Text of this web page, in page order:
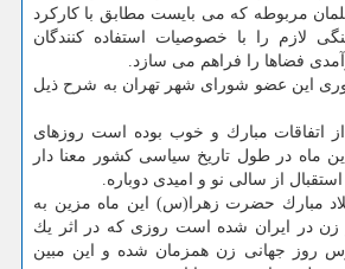
مربوطه كه می بایست مطابق با كاركرد
لازم را با خصوصیات استفاده كنندگان
فضاها را فراهم می سازد.
این عضو شورای شهر تهران به شرح ذیل
از اتفاقات مبارك و خوب بوده است روزهای
ماه در طول تاریخ سیاسی كشور معنا دار
از سالی نو و امیدی دوباره.
مبارك حضرت زهرا(س) این ماه مزین به
در ایران شده است روزی كه در اثر یك
تاریخی با ۸ مارس روز جهانی زن همزمان شده و این مبین